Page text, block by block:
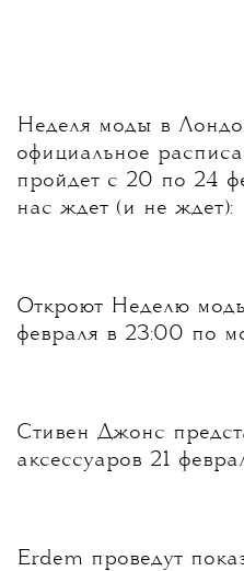
Неделя моды в
официальное
пройдет с 20 по 24
нас ждет (и не ждет):
Откроют Неделю
февраля в 23:00 по
Стивен Джонс
аксессуаров 21
Erdem проведут